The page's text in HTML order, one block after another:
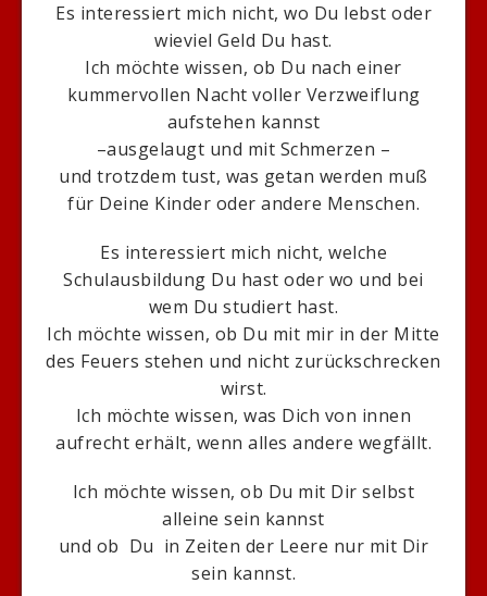
Es interessiert mich nicht, wo Du lebst oder
wieviel Geld Du hast.
Ich möchte wissen, ob Du nach einer
kummervollen Nacht voller Verzweiflung
aufstehen kannst
–ausgelaugt und mit Schmerzen –
und trotzdem tust, was getan werden muß
für Deine Kinder oder andere Menschen.
Es interessiert mich nicht, welche
Schulausbildung Du hast oder wo und bei
wem Du studiert hast.
Ich möchte wissen, ob Du mit mir in der Mitte
des Feuers stehen und nicht zurückschrecken
wirst.
Ich möchte wissen, was Dich von innen
aufrecht erhält, wenn alles andere wegfällt.
Ich möchte wissen, ob Du mit Dir selbst
alleine sein kannst
und ob Du in Zeiten der Leere nur mit Dir
sein kannst.